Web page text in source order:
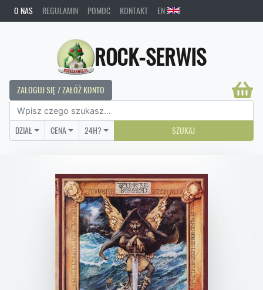
O NAS REGULAMIN POMOC KONTAKT EN
ROCK-SERWIS
ZALOGUJ SIĘ / ZAŁÓŻ KONTO
DZIAŁ CENA 24H? SZUKAJ